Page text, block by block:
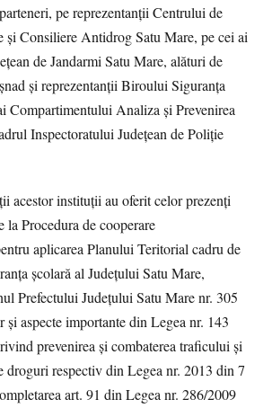
pe reprezentanții Centrului de
și Consiliere Antidrog Satu Mare, pe cei ai
de Jandarmi Satu Mare, alături de
și reprezentanții Biroului Siguranța
Compartimentului Analiza și Prevenirea
Inspectoratului Județean de Poliție
acestor instituții au oferit celor prezenți
Procedura de cooperare
aplicarea Planului Teritorial cadru de
școlară al Județului Satu Mare,
Prefectului Județului Satu Mare nr. 305
aspecte importante din Legea nr. 143
prevenirea și combaterea traficului și
respectiv din Legea nr. 2013 din 7
art. 91 din Legea nr. 286/2009